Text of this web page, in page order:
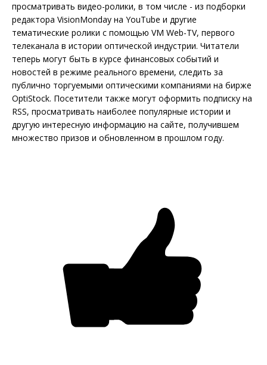
просматривать видео-ролики, в том числе - из подборки
редактора VisionMonday на YouTube и другие
тематические ролики с помощью VM Web-TV, первого
телеканала в истории оптической индустрии. Читатели
теперь могут быть в курсе финансовых событий и
новостей в режиме реального времени, следить за
публично торгуемыми оптическими компаниями на бирже
OptiStock. Посетители также могут оформить подписку на
RSS, просматривать наиболее популярные истории и
другую интересную информацию на сайте, получившем
множество призов и обновленном в прошлом году.